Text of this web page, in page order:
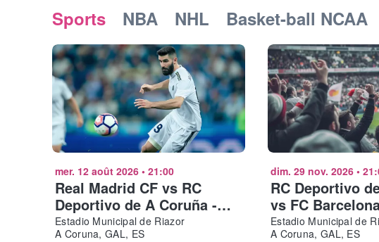
Sports NBA NHL Basket-ball NCAA
mer. 12 août 2026 • 21:00
Real Madrid CF vs RC
Deportivo de A Coruña -
Teresa Herrera Trophy 2026
Estadio Municipal de Riazor
A Coruna, GAL, ES
dim. 29 nov. 2026•
RC Deportivo
vs FC
Estadio Municipal de
A Coruna, GAL, ES